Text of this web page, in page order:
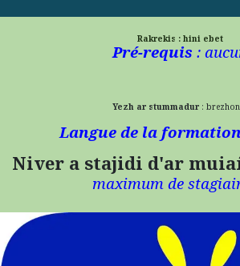
Rakrekis : hini ebet
Pré-requis :
Yezh ar stummadur :
Langue de la formation
Niver a stajidi d'ar
maximum de